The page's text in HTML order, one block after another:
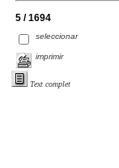
5 / 1694
seleccionar
imprimir
Text complet